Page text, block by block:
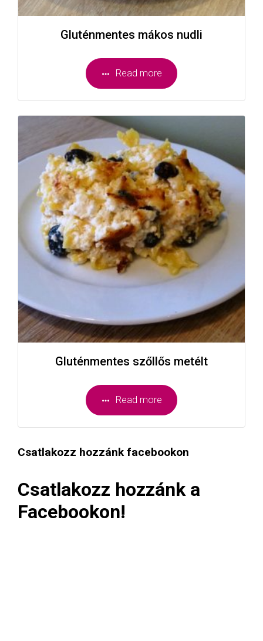
Gluténmentes mákos nudli
Read more
Gluténmentes szőllős metélt
Read more
Csatlakozz hozzánk facebookon
Csatlakozz hozzánk a
Facebookon!